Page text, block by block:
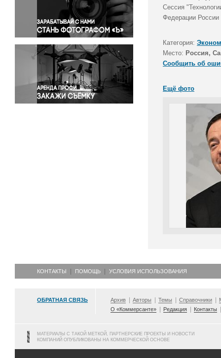
Правосудие
Происшествия и конфликты
Религия
Светская жизнь
Спорт
Экология
Экономика и бизнес
Сессия
Федерации
Категория:
Место: Россия,
Сообщить об
Ещё фото
КОНТАКТЫ ПОМОЩЬ УСЛОВИЯ ИСПОЛЬЗОВАНИЯ
ОБРАТНАЯ СВЯЗЬ Архив Авторы Темы Справочники
О «Коммерсанте»
Редакция Контакты
МАТЕРИАЛЫ С ТАКОЙ МЕТКОЙ, ПАРТНЕРСКИЕ ПРОЕКТЫ И НОВОСТИ
КОМПАНИЙ ОПУБЛИКОВАНЫ НА КОММЕРЧЕСКОЙ ОСНОВЕ